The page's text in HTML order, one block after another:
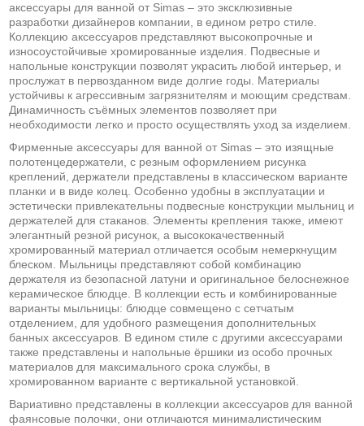
аксессуары для ванной от Simas – это эксклюзивные
разработки дизайнеров компании, в едином ретро стиле.
Коллекцию аксессуаров представляют высокопрочные и
износоустойчивые хромированные изделия. Подвесные и
напольные конструкции позволят украсить любой интерьер, и
прослужат в первозданном виде долгие годы. Материалы
устойчивы к агрессивным загрязнителям и моющим средствам.
Динамичность съёмных элементов позволяет при
необходимости легко и просто осуществлять уход за изделием.
Фирменные аксессуары для ванной от Simas – это изящные
полотенцедержатели, с резным оформлением рисунка
креплений, держатели представлены в классическом варианте
планки и в виде колец. Особенно удобны в эксплуатации и
эстетически привлекательны подвесные конструкции мыльниц и
держателей для стаканов. Элементы крепления также, имеют
элегантный резной рисунок, а высококачественный
хромированный материал отличается особым немеркнущим
блеском. Мыльницы представляют собой комбинацию
держателя из безопасной латуни и оригинальное белоснежное
керамическое блюдце. В коллекции есть и комбинированные
варианты мыльницы: блюдце совмещено с сетчатым
отделением, для удобного размещения дополнительных
банных аксессуаров. В едином стиле с другими аксессуарами
также представлены и напольные ёршики из особо прочных
материалов для максимального срока службы, в
хромированном варианте с вертикальной установкой.
Вариативно представлены в коллекции аксессуаров для ванной
фаянсовые полочки, они отличаются минималистическим